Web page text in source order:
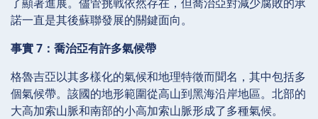
了顯著進展。儘管挑戰依然存在，但喬治亞對減少腐敗的承
諾一直是其後蘇聯發展的關鍵面向。
事實 7：喬治亞有許多氣候帶
格魯吉亞以其多樣化的氣候和地理特徵而聞名，其中包括多
個氣候帶。該國的地形範圍從高山到黑海沿岸地區。北部的
大高加索山脈和南部的小高加索山脈形成了多種氣候。